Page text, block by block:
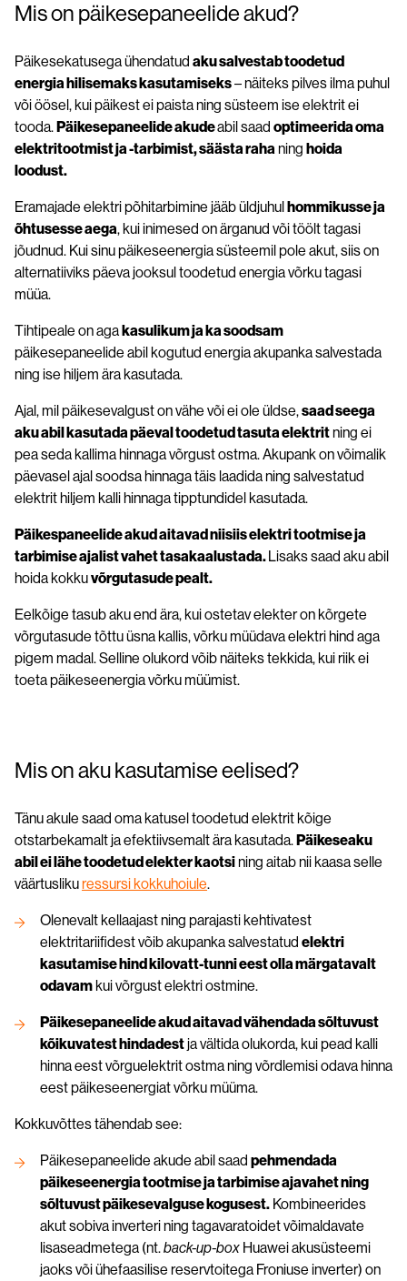
Mis on päikesepaneelide akud?
Päikesekatusega ühendatud aku salvestab toodetud
energia hilisemaks kasutamiseks– näiteks pilves ilma puhul
või öösel, kui päikest ei paista ning süsteem ise elektrit ei
tooda.Päikesepaneelide akudeabil saad optimeerida oma
elektritootmist ja -tarbimist, säästa rahaning hoida
loodust.
Eramajade elektri põhitarbimine jääb üldjuhulhommikusse ja
õhtusesse aega, kui inimesed on ärganud või töölt tagasi
jõudnud. Kui sinu päikeseenergia süsteemil pole akut, siis on
alternatiiviks päeva jooksul toodetud energia võrku tagasi
müüa.
Tihtipeale on agakasulikum ja ka soodsam
päikesepaneelide abil kogutud energia akupanka salvestada
ning ise hiljem ära kasutada.
Ajal, mil päikesevalgust on vähe või ei ole üldse,saad seega
aku abil kasutada päeval toodetud tasuta elektritning ei
pea seda kallima hinnaga võrgust ostma. Akupank on võimalik
päevasel ajal soodsa hinnaga täis laadida ning salvestatud
elektrit hiljem kalli hinnaga tipptundidel kasutada.
Päikespaneelide akud aitavad niisiis elektri tootmise ja
tarbimise ajalist vahet tasakaalustada.Lisaks saad aku abil
hoida kokkuvõrgutasude pealt.
Eelkõige tasub aku end ära, kui ostetav elekter on kõrgete
võrgutasude tõttu üsna kallis, võrku müüdava elektri hind aga
pigem madal. Selline olukord võib näiteks tekkida, kui riik ei
toeta päikeseenergia võrku müümist.
Mis on aku kasutamise eelised?
Tänu akule saad oma katusel toodetud elektrit kõige
otstarbekamalt ja efektiivsemalt ära kasutada.Päikeseaku
abil ei lähe toodetud elekter kaotsining aitab nii kaasa selle
väärtuslikuressursi kokkuhoiule.
Olenevalt kellaajast ning parajasti kehtivatest
elektritariifidest võib akupanka salvestatud elektri
kasutamise hind kilovatt-tunni eest olla märgatavalt
odavamkui võrgust elektri ostmine.
Päikesepaneelide akud aitavad vähendada sõltuvust
kõikuvatest hindadestja vältida olukorda, kui pead kalli
hinna eest võrguelektrit ostma ning võrdlemisi odava hinna
eest päikeseenergiat võrku müüma.
Kokkuvõttes tähendab see:
Päikesepaneelide akude abil saad pehmendada
päikeseenergia tootmise ja tarbimise ajavahet ning
sõltuvust päikesevalguse kogusest. Kombineerides
akut sobiva inverteri ning tagavaratoidet võimaldavate
lisaseadmetega (nt.back-up-box Huawei akusüsteemi
jaoks või ühefaasilise reservtoitega Froniuse inverter) on